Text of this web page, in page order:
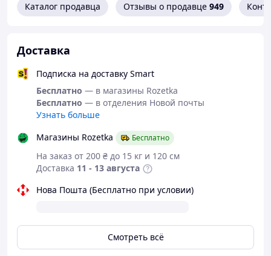
Каталог продавца Отзывы о продавце 949
Доставка
Подписка на доставку Smart
Бесплатно — в магазины Rozetka
Бесплатно — в отделения Новой почты
Узнать больше
Магазины Rozetka
Бесплатно
На заказ от 200 ₴ до 15 кг и 120 см
Доставка 11 - 13 августа
Нова Пошта (Бесплатно при условии)
Смотреть всё